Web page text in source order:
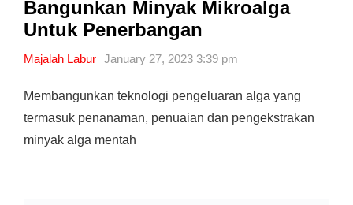
Bangunkan Minyak Mikroalga
Untuk Penerbangan
Majalah Labur January 27, 2023 3:39 pm
Membangunkan teknologi pengeluaran alga yang
termasuk penanaman, penuaian dan pengekstrakan
minyak alga mentah